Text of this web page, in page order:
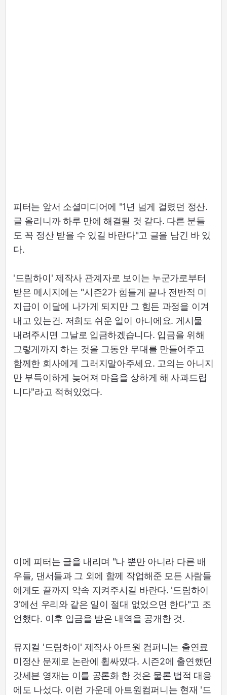
피터는 앞서 소셜미디어에 "1년 넘게 걸렸던 정산.
글 올리니까 하루 만에 해결될 것 같다. 다른 분들
도 꼭 정산 받을 수 있길 바란다"고 글을 남긴 바 있
다.
'드림하이' 제작사 관계자로 보이는 누군가로부터
받은 메시지에는 "시즌2가 힘들게 끝나 전반적 미
지급이 이달에 나가게 되지만 그 힘든 과정을 이겨
내고 있는건. 저희도 쉬운 일이 아니에요. 게시물
내려주시면 그날로 입금하겠습니다. 입금을 위해
그렇게까지 하는 것을 그동안 무대를 만들어주고
함께한 회사에게 그러지말아주세요. 고의는 아니지
만 부득이하게 늦어져 마음을 상하게 해 사과드립
니다"라고 적혀있었다.
이에 피터는 글을 내리며 "나 뿐만 아니라 다른 배
우들, 댄서들과 그 외에 함께 작업해준 모든 사람들
에게도 끝까지 약속 지켜주시길 바란다. '드림하이
3'에선 우리와 같은 일이 절대 없었으면 한다"고 조
언했다. 이후 입금을 받은 내역을 공개한 것.
뮤지컬 '드림하이' 제작사 아트원 컴퍼니는 출연료
미정산 문제로 논란에 휩싸였다. 시즌2에 출연했던
갓세븐 영재는 이를 공론화 한 것은 물론 법적 대응
에도 나섰다. 이런 가운데 아트원컴퍼니는 현재 '드